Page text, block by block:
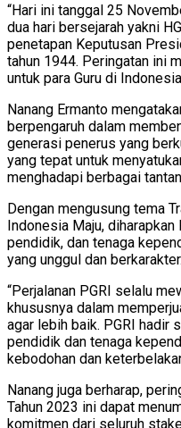
“Hari ini tanggal 25
dua hari bersejarah yakni
penetapan Keputusan
tahun 1944. Peringatan ini
untuk para Guru di
Nanang Ermanto
berpengaruh dalam
generasi penerus yang
yang tepat untuk
menghadapi berbagai
Dengan mengusung tema
Indonesia Maju, diharapkan
pendidik, dan tenaga
yang unggul dan berkarakter.
“Perjalanan PGRI selalu
khususnya dalam
agar lebih baik. PGRI hadir
pendidik dan tenaga
kebodohan dan
Nanang juga berharap,
Tahun 2023 ini dapat
komitmen dari seluruh